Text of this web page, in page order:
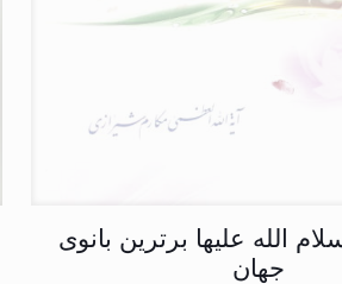
الله علیها برترین بانوی
جهان